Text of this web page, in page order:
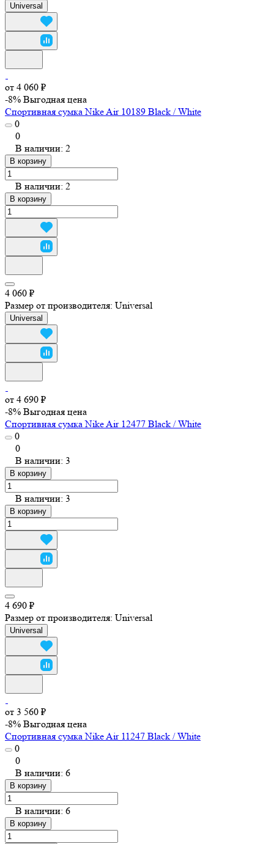
Universal
от 4 060 ₽
-8% Выгодная цена
Спортивная сумка Nike Air 10189 Black / White
0
0
В наличии: 2
В корзину
В наличии: 2
В корзину
4 060 ₽
Размер от производителя: Universal
Universal
от 4 690 ₽
-8% Выгодная цена
Спортивная сумка Nike Air 12477 Black / White
0
0
В наличии: 3
В корзину
В наличии: 3
В корзину
4 690 ₽
Размер от производителя: Universal
Universal
от 3 560 ₽
-8% Выгодная цена
Спортивная сумка Nike Air 11247 Black / White
0
0
В наличии: 6
В корзину
В наличии: 6
В корзину